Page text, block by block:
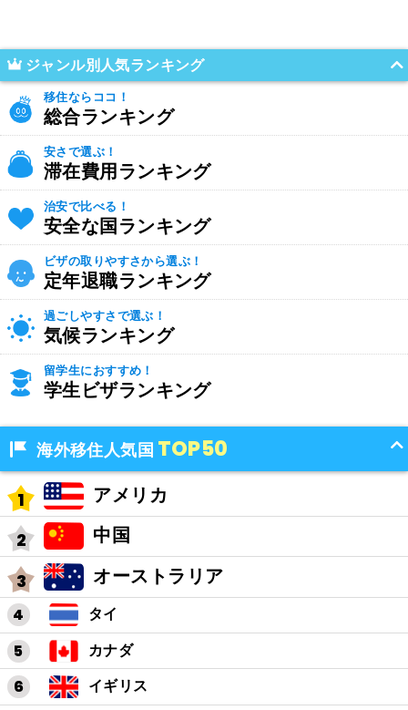
ジャンル別人気ランキング
移住ならココ！
総合ランキング
安さで選ぶ！
滞在費用ランキング
治安で比べる！
安全な国ランキング
ビザの取りやすさから選ぶ！
定年退職ランキング
過ごしやすさで選ぶ！
気候ランキング
留学生におすすめ！
学生ビザランキング
海外移住人気国 TOP50
アメリカ
中国
オーストラリア
タイ
カナダ
イギリス